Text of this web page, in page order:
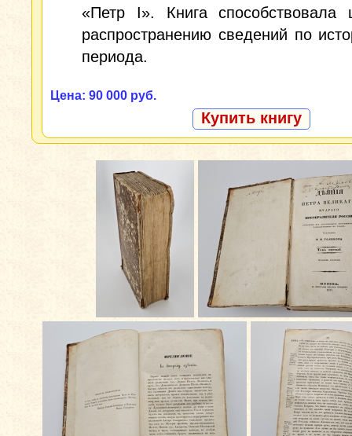
«Петр I». Книга способствовала
распространению сведений по
периода.
Цена: 90 000 руб.
Купить книгу